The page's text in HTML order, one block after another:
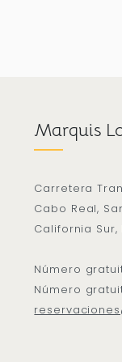
Marquis
Carretera
Cabo Real,
California Sur,
Número
Número